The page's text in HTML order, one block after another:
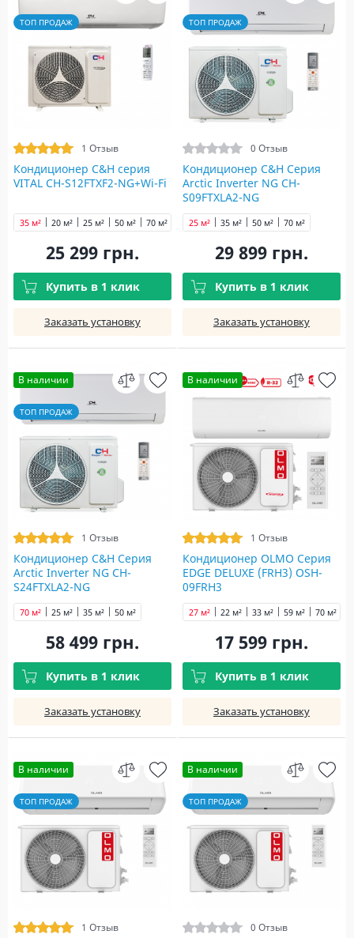
ТОП ПРОДАЖ
1 Отзыв
Кондиционер C&H cерия
VITAL CH-S12FTXF2-NG+Wi-Fi
20 м² 25 м²
35 м² 50 м² 70 м²
25 299 грн.
Купить в 1 клик
Заказать установку
ТОП ПРОДАЖ
0 Отзыв
Кондиционер C&H Серия
Arctic Inverter NG CH-
S09FTXLA2-NG
25 м² 35 м² 50 м² 70 м²
29 899 грн.
Купить в 1 клик
Заказать установку
В наличии
ТОП ПРОДАЖ
1 Отзыв
Кондиционер C&H Серия
Arctic Inverter NG CH-
S24FTXLA2-NG
25 м² 35 м² 50 м²
70 м²
58 499 грн.
Купить в 1 клик
Заказать установку
В наличии
1 Отзыв
Кондиционер OLMO Серия
EDGE DELUXE (FRH3) OSH-
09FRH3
22 м²
27 м² 33 м² 59 м² 70 м²
17 599 грн.
Купить в 1 клик
Заказать установку
В наличии
ТОП ПРОДАЖ
1 Отзыв
В наличии
ТОП ПРОДАЖ
0 Отзыв